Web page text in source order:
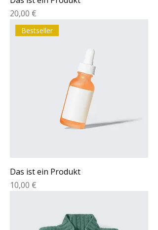
Preis
20,00 €
Bestseller
Das ist ein Produkt
Preis
10,00 €